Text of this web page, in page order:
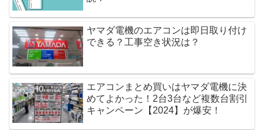
ヤマダ電機のエアコンは即日取り付け
できる？工事空き状況は？
エアコンまとめ買いはヤマダ電機に決
めてよかった！2台3台など複数台割引
キャンペーン【2024】が爆安！